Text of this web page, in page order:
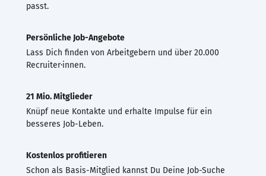
passt.
Persönliche Job-Angebote
Lass Dich finden von Arbeitgebern und über 20.000
Recruiter·innen.
21 Mio. Mitglieder
Knüpf neue Kontakte und erhalte Impulse für ein
besseres Job-Leben.
Kostenlos profitieren
Schon als Basis-Mitglied kannst Du Deine Job-Suche